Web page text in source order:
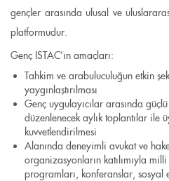
gençler arasında ulusal ve
platformudur.
Genç ISTAC’ın amaçları:
Tahkim ve arabuluculuğun etkin
yaygınlaştırılması
Genç uygulayıcılar arasında
düzenlenecek aylık toplantılar ile
kuvvetlendirilmesi
Alanında deneyimli avukat ve
organizasyonların katılımıyla
programları, konferanslar, sosyal